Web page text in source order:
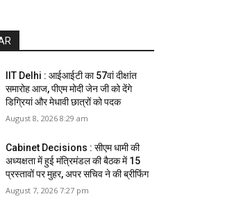
IIT Delhi : आईआईटी का 57वां दीक्षांत
समारोह आज, पीएम मोदी जेन जी को देंगे
डिग्रियां और मेधावी छात्रों को पदक
August 8, 2026 8:29 am
Cabinet Decisions : सीएम धामी की
अध्यक्षता में हुई मंत्रिमंडल की बैठक में 15
प्रस्तावों पर मुहर, अपर सचिव ने की ब्रीफिंग
August 7, 2026 7:27 pm